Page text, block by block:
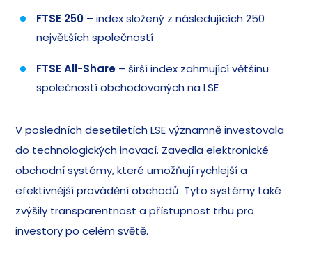
FTSE 250 – index složený z následujících 250
největších společností
FTSE All-Share – širší index zahrnující většinu
společností obchodovaných na LSE
V posledních desetiletích LSE významně investovala
do technologických inovací. Zavedla elektronické
obchodní systémy, které umožňují rychlejší a
efektivnější provádění obchodů. Tyto systémy také
zvýšily transparentnost a přístupnost trhu pro
investory po celém světě.